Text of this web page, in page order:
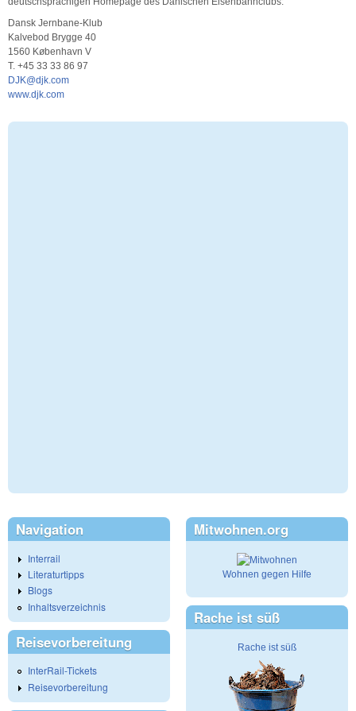
Dansk Jernbane-Klub
Kalvebod Brygge 40
1560 København V
T. +45 33 33 86 97
DJK@djk.com
www.djk.com
Navigation
Interrail
Literaturtipps
Blogs
Inhaltsverzeichnis
Reisevorbereitung
InterRail-Tickets
Reisevorbereitung
Mitwohnen.org
Wohnen gegen Hilfe
Rache ist süß
Rache ist süß